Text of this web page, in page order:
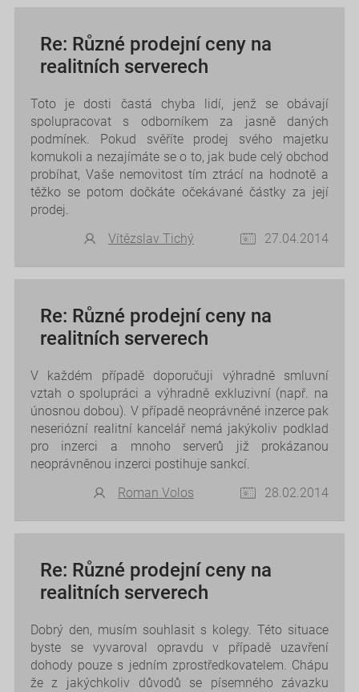
Re: Různé prodejní ceny na
realitních serverech
Toto je dosti častá chyba lidí, jenž se obávají
spolupracovat s odborníkem za jasně daných
podmínek. Pokud svěříte prodej svého majetku
komukoli a nezajímáte se o to, jak bude celý obchod
probíhat, Vaše nemovitost tím ztrácí na hodnotě a
těžko se potom dočkáte očekávané částky za její
prodej.
Vítězslav Tichý
27.04.2014
Re: Různé prodejní ceny na
realitních serverech
V každém případě doporučuji výhradně smluvní
vztah o spolupráci a výhradně exkluzivní (např. na
únosnou dobou). V případě neoprávněné inzerce pak
neseriózní realitní kancelář nemá jakýkoliv podklad
pro inzerci a mnoho serverů již prokázanou
neoprávněnou inzerci postihuje sankcí.
Roman Volos
28.02.2014
Re: Různé prodejní ceny na
realitních serverech
Dobrý den, musím souhlasit s kolegy. Této situace
byste se vyvaroval opravdu v případě uzavření
dohody pouze s jedním zprostředkovatelem. Chápu
že z jakýchkoliv důvodů se písemného závazku